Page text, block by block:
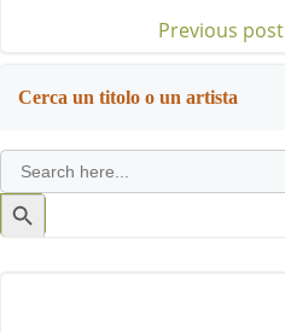
Post
navigation
Previous post
Cerca un titolo o un artista
Search
for:
Search
Button